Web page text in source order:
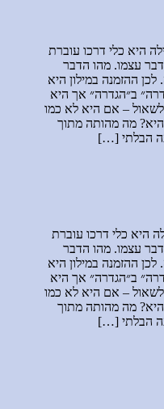
היא כלי דרכו עוברת
עצמו. מהו הדבר
ההזמנה במילון היא
ב״הגדרה״ אך היא
– אם היא לא כמו
מה מהותה מתוך
הבלתי […]
היא כלי דרכו עוברת
עצמו. מהו הדבר
ההזמנה במילון היא
ב״הגדרה״ אך היא
– אם היא לא כמו
מה מהותה מתוך
הבלתי […]